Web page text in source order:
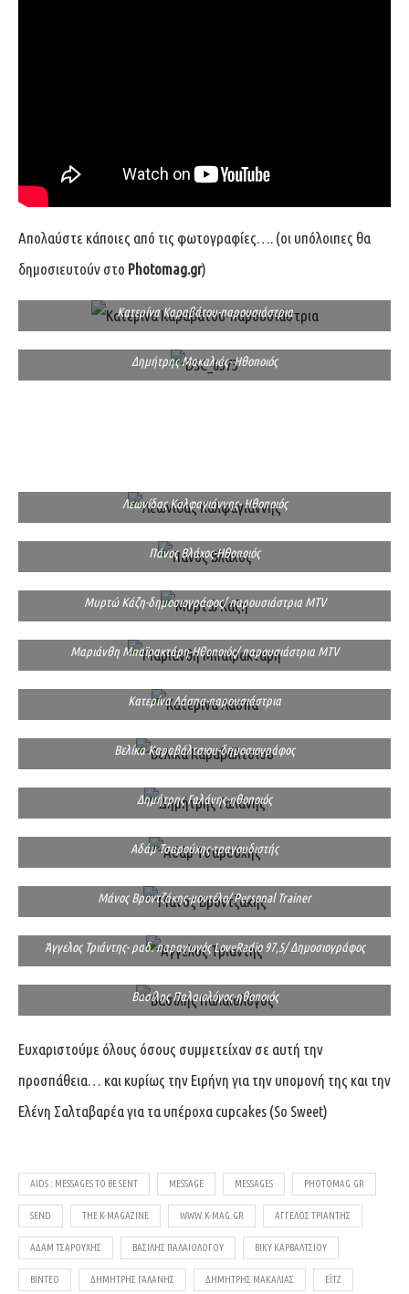
Απολαύστε κάποιες από τις φωτογραφίες…. (οι υπόλοιπες θα
δημοσιευτούν στο Photomag.gr)
Κατερίνα Καραβάτου-παρουσιάστρια
Δημήτρης Μακαλιάς- Ηθοποιός
Λεωνίδας Καλφαγιάννης- Ηθοποιός
Πάνος Βλάχος-Ηθοποιός
Μυρτώ Κάζη-δημοσιογράφος/ παρουσιάστρια MTV
Μαριάνθη Μπαϊρακτάρη-Ηθοποιός/ παρουσιάστρια MTV
Κατερίνα Λάσπα-παρουσιάστρια
Βελίκα Καραβάλτσιου-δημοσιογράφος
Δημήτρης Γαλάνης-ηθοποιός
Αδάμ Τσαρούχης-τραγουδιστής
Μάνος Βροντζάκης-μοντέλο/ Personal Trainer
Άγγελος Τριάντης- ραδ. παραγωγός LoveRadio 97,5/ Δημοσιογράφος
Βασίλης Παλαιολόγος-ηθοποιός
Ευχαριστούμε όλους όσους συμμετείχαν σε αυτή την
προσπάθεια… και κυρίως την Ειρήνη για την υπομονή της και την
Ελένη Σαλταβαρέα για τα υπέροχα cupcakes (So Sweet)
AIDS : MESSAGES TO BE SENT MESSAGE MESSAGES PHOTOMAG.GR
SEND THE K-MAGAZINE WWW.K-MAG.GR ΆΓΓΕΛΟΣ ΤΡΙΆΝΤΗΣ
ΑΔΆΜ ΤΣΑΡΟΎΧΗΣ ΒΑΣΊΛΗΣ ΠΑΛΑΙΟΛΌΓΟΥ ΒΊΚΥ ΚΑΡΒΆΛΤΣΙΟΥ
ΒΊΝΤΕΟ ΔΗΜΉΤΡΗΣ ΓΑΛΆΝΗΣ ΔΗΜΉΤΡΗΣ ΜΑΚΑΛΙΆΣ ΈΙΤΖ